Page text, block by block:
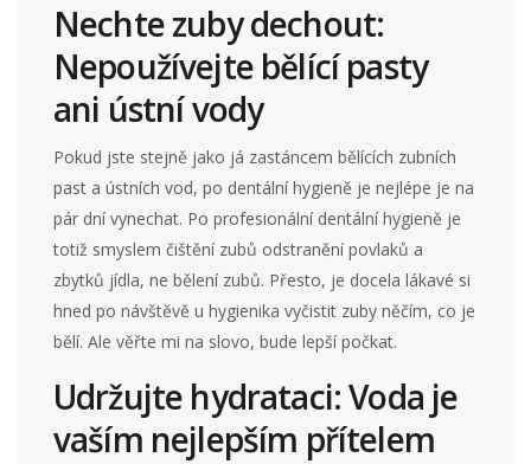
Nechte zuby dechout:
Nepoužívejte bělící pasty
ani ústní vody
Pokud jste stejně jako já zastáncem bělících zubních
past a ústních vod, po dentální hygieně je nejlépe je na
pár dní vynechat. Po profesionální dentální hygieně je
totiž smyslem čištění zubů odstranění povlaků a
zbytků jídla, ne bělení zubů. Přesto, je docela lákavé si
hned po návštěvě u hygienika vyčistit zuby něčím, co je
bělí. Ale věřte mi na slovo, bude lepší počkat.
Udržujte hydrataci: Voda je
vaším nejlepším přítelem